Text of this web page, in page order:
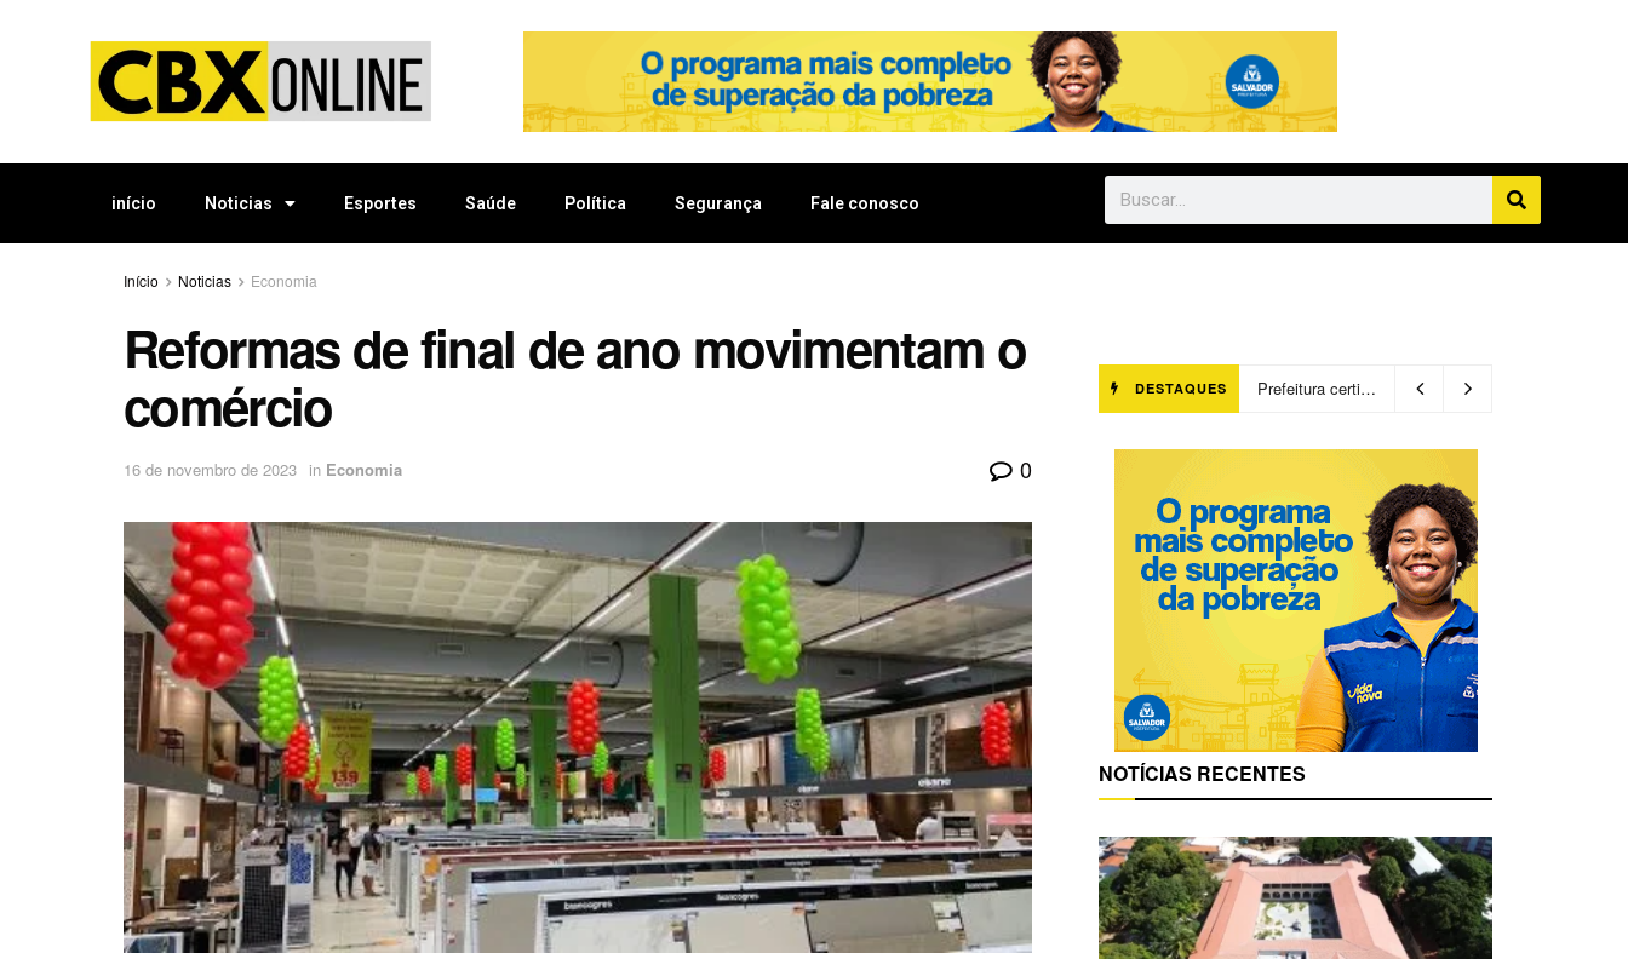
início Noticias Esportes Saúde Política Segurança Fale conosco
Início Noticias Economia
Reformas de final de ano movimentam o
comércio
16 de novembro de 2023 in Economia 0
DESTAQUES Prefeitura certifica 4,6 mil trabalhadores pelo programa Treinar para Empregar e realiza Feirão de Empregabilidade
NOTÍCIAS RECENTES